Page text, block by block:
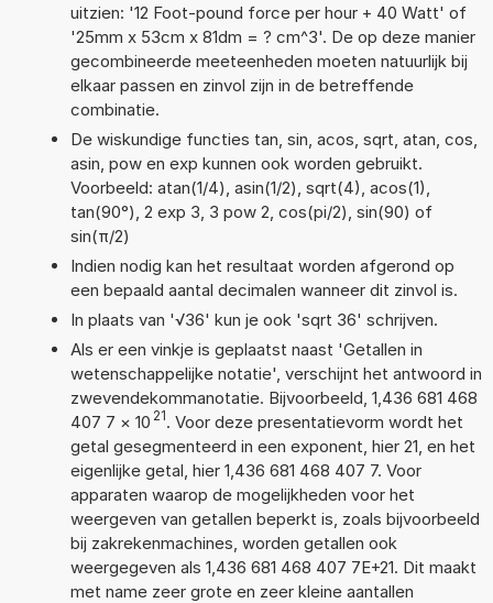
uitzien: '12 Foot-pound force per hour + 40 Watt' of
'25mm x 53cm x 81dm = ? cm^3'. De op deze manier
gecombineerde meeteenheden moeten natuurlijk bij
elkaar passen en zinvol zijn in de betreffende
combinatie.
De wiskundige functies tan, sin, acos, sqrt, atan, cos,
asin, pow en exp kunnen ook worden gebruikt.
Voorbeeld: atan(1/4), asin(1/2), sqrt(4), acos(1),
tan(90°), 2 exp 3, 3 pow 2, cos(pi/2), sin(90) of
sin(π/2)
Indien nodig kan het resultaat worden afgerond op
een bepaald aantal decimalen wanneer dit zinvol is.
In plaats van '√36' kun je ook 'sqrt 36' schrijven.
Als er een vinkje is geplaatst naast 'Getallen in
wetenschappelijke notatie', verschijnt het antwoord in
zwevendekommanotatie. Bijvoorbeeld, 1,436 681 468
407 7 × 10 21. Voor deze presentatievorm wordt het
getal gesegmenteerd in een exponent, hier 21, en het
eigenlijke getal, hier 1,436 681 468 407 7. Voor
apparaten waarop de mogelijkheden voor het
weergeven van getallen beperkt is, zoals bijvoorbeeld
bij zakrekenmachines, worden getallen ook
weergegeven als 1,436 681 468 407 7E+21. Dit maakt
met name zeer grote en zeer kleine aantallen